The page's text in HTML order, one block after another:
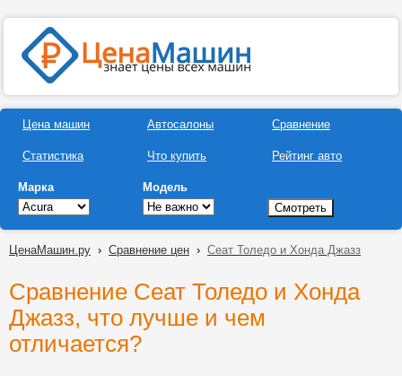
Цена машин
Статистика
Автосалоны
Что купить
Сравнение
Рейтинг авто
Марка Модель
ЦенаМашин.ру › Сравнение цен › Сеат Толедо и Хонда Джазз
Сравнение Сеат Толедо и Хонда
Джазз, что лучше и чем
отличается?